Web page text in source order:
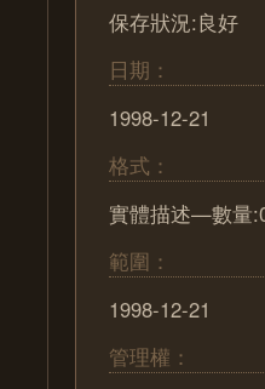
保存狀況:良好
日期：
1998-12-21
格式：
實體描述—數量
範圍：
1998-12-21
管理權：